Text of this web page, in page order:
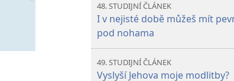
48. STUDIJNÍ ČLÁNEK
I v nejisté době můžeš mít
pod nohama
49. STUDIJNÍ ČLÁNEK
Vyslyší Jehova moje modlitby?